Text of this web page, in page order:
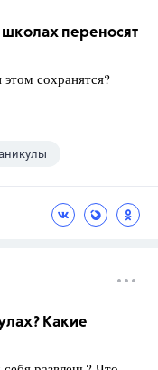
школах переносят
сохранятся?
Какие